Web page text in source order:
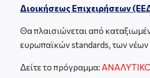
Διοικήσεως Επιχειρήσεων
Θα πλαισιώνεται από
ευρωπαϊκών standards, των
Δείτε το πρόγραμμα: